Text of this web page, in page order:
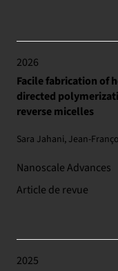
2026
Facile fabrication of
directed
reverse micelles
Sara Jahani, Jean-
Nanoscale Advances
Article de revue
2025